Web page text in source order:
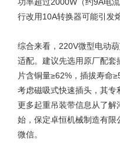
行改用10A转换器可能引发
综合来看，220V微型电动
适配。建议先选用原厂配套
片含铜量≥62%，插拔寿命
考虑磁吸式快速插头，其专
更多起重吊装带信息从了解
始，保定卓恒机械制造有
微信。